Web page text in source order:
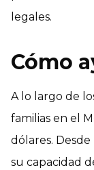
legales.
Cómo
A lo largo de
familias en el
dólares.
su capacidad